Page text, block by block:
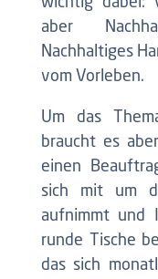
aber
Nachhaltiges
vom Vorleben.
Um das
braucht es
einen
sich mit um
aufnimmt und
runde Tische
das sich